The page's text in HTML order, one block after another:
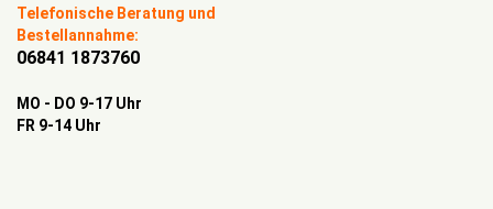
Telefonische Beratung und
Bestellannahme:
06841 1873760
MO - DO 9-17 Uhr
FR 9-14 Uhr